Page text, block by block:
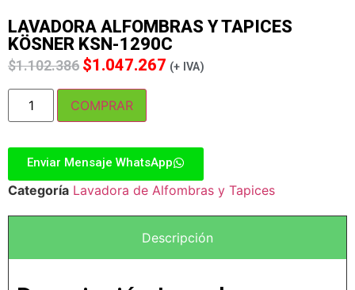
LAVADORA ALFOMBRAS Y TAPICES
KÖSNER KSN-1290C
$1.102.386 $1.047.267 (+ IVA)
COMPRAR
Enviar Mensaje WhatsApp
Categoría Lavadora de Alfombras y Tapices
Descripción